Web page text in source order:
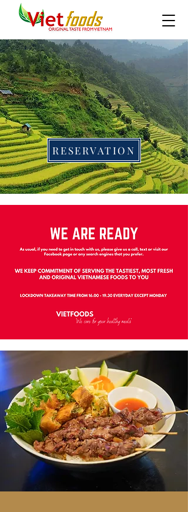
Welcome to Vietfoods
RESERVATION
Originele smaak uit Vietnam
Hotline:0685 789 181